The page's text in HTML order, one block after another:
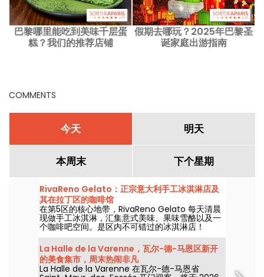
巴黎哪里能吃到美味千层蛋
糕？我们的推荐店铺
假期去哪玩？2025年巴黎圣
诞家庭出游指南
COMMENTS
今天 明天
本周末 下个星期
RivaReno Gelato：正宗意大利手工冰淇淋店及
其在拉丁区的咖啡馆
在第5区的核心地带，RivaReno Gelato 每天清晨
现做手工冰淇淋，汇集意式美味、果味雪酪以及一
个咖啡吧空间。是区内不可错过的冰淇淋店！
La Halle de la Varenne，瓦尔-德-马恩区新开
的美食集市，周末热闹非凡
La Halle de la Varenne 在瓦尔-德-马恩省